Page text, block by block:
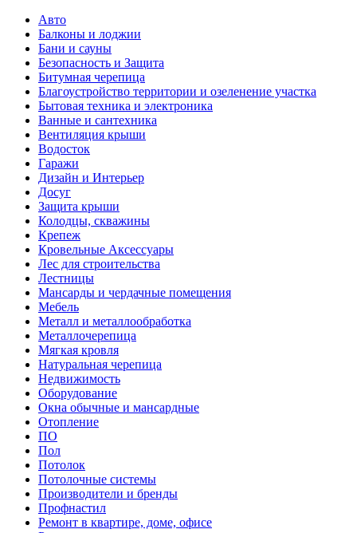
Авто
Балконы и лоджии
Бани и сауны
Безопасность и Защита
Битумная черепица
Благоустройство территории и озеленение участка
Бытовая техника и электроника
Ванные и сантехника
Вентиляция крыши
Водосток
Гаражи
Дизайн и Интерьер
Досуг
Защита крыши
Колодцы, скважины
Крепеж
Кровельные Аксессуары
Лес для строительства
Лестницы
Мансарды и чердачные помещения
Мебель
Металл и металлообработка
Металлочерепица
Мягкая кровля
Натуральная черепица
Недвижимость
Оборудование
Окна обычные и мансардные
Отопление
ПО
Пол
Потолок
Потолочные системы
Производители и бренды
Профнастил
Ремонт в квартире, доме, офисе